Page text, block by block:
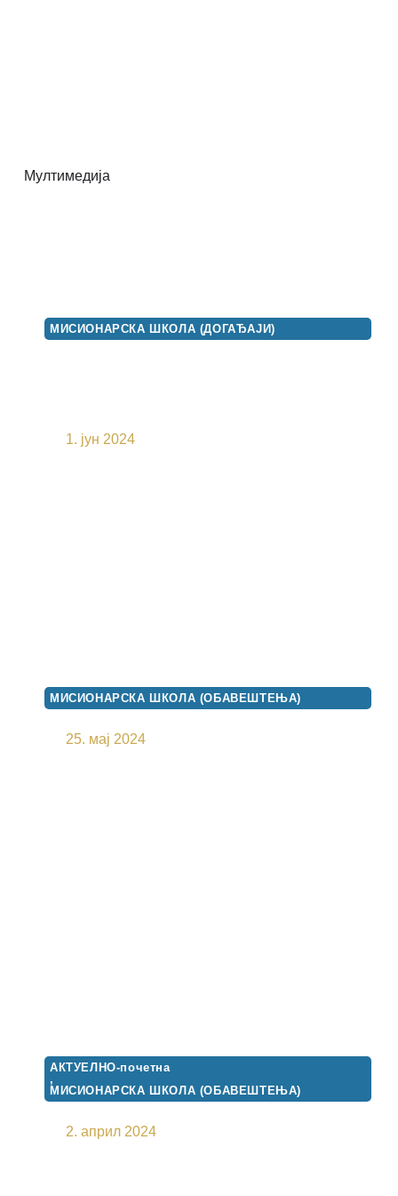
Мултимедија
МИСИОНАРСКА ШКОЛА (ДОГАЂАЈИ)
1. јун 2024
МИСИОНАРСКА ШКОЛА (ОБАВЕШТЕЊА)
25. мај 2024
АКТУЕЛНО-почетна
,
МИСИОНАРСКА ШКОЛА (ОБАВЕШТЕЊА)
2. април 2024